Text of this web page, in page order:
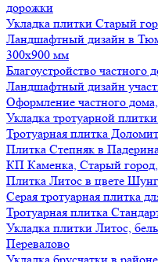
дорожки
Укладка плитки Старый
Ландшафтный дизайн в
300х900 мм
Благоустройство частного
Ландшафтный дизайн
Оформление частного
Укладка тротуарной
Тротуарная плитка
Плитка Степняк в
КП Каменка, Старый
Плитка Литос в цвете
Серая тротуарная плитка
Тротуарная плитка
Укладка плитки Литос,
Перевалово